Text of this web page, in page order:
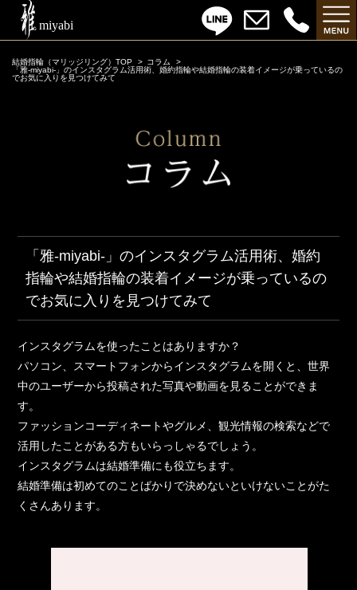
結婚指輪（マリッジリング）TOP
コラム
「雅-miyabi-」のインスタグラム活用術、婚約指輪や結婚指輪の装着イメージが乗っているの
でお気に入りを見つけてみて
「雅-miyabi-」のインスタグラム活用術、婚約
指輪や結婚指輪の装着イメージが乗っているの
でお気に入りを見つけてみて
インスタグラムを使ったことはありますか？
パソコン、スマートフォンからインスタグラムを開くと、世界
中のユーザーから投稿された写真や動画を見ることができま
す。
ファッションコーディネートやグルメ、観光情報の検索などで
活用したことがある方もいらっしゃるでしょう。
インスタグラムは結婚準備にも役立ちます。
結婚準備は初めてのことばかりで決めないといけないことがた
くさんあります。